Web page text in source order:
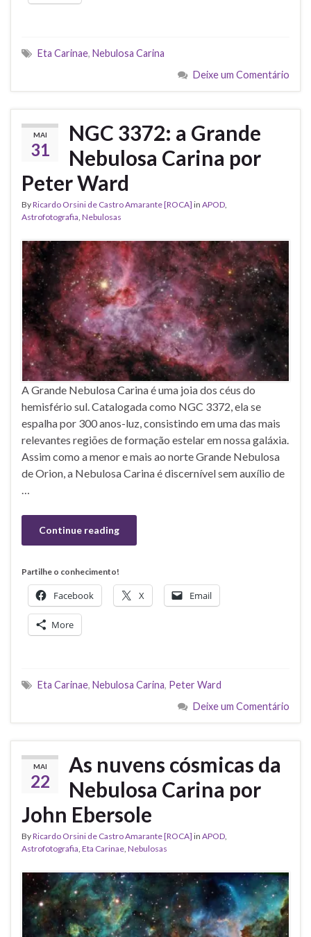
Eta Carinae, Nebulosa Carina
Deixe um Comentário
MAI
31
NGC 3372: a Grande
Nebulosa Carina por
Peter Ward
ByRicardo Orsini de Castro Amarante [ROCA] in APOD
Astrofotografia Nebulosas
A Grande Nebulosa Carina é uma joia dos céus do
hemisfério sul. Catalogada como NGC 3372, ela se
espalha por 300 anos-luz, consistindo em uma das mais
relevantes regiões de formação estelar em nossa galáxia.
Assim como a menor e mais ao norte Grande Nebulosa
de Orion, a Nebulosa Carina é discernível sem auxílio de
…
Continue reading
Partilhe o conhecimento!
Facebook X Email
More
Eta Carinae, Nebulosa Carina, Peter Ward
Deixe um Comentário
MAI
22
As nuvens cósmicas da
Nebulosa Carina por
John Ebersole
ByRicardo Orsini de Castro Amarante [ROCA] in APOD
Astrofotografia Eta Carinae Nebulosas